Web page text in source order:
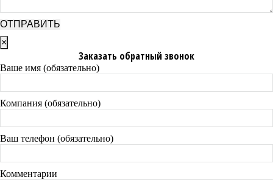
×
Заказать обратный звонок
Ваше имя (обязательно)
Компания (обязательно)
Ваш телефон (обязательно)
Комментарии